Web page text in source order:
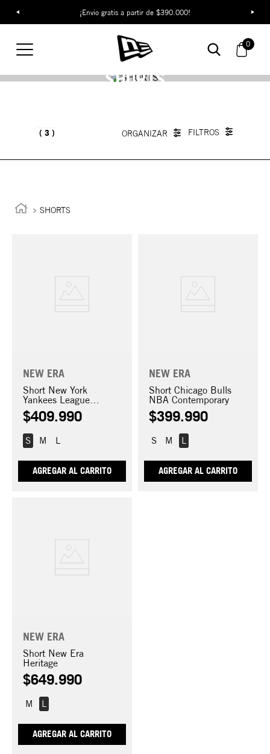
¡Envío gratis a partir de $390.000!
0
SHORTS
3
SHORTS
NEW ERA
Short New York
Yankees League
Essentials
$409.990
S M L
AGREGAR AL CARRITO
NEW ERA
Short Chicago Bulls
NBA Contemporary
$399.990
L
M
S
AGREGAR AL CARRITO
NEW ERA
Short New Era
Heritage
$649.990
L
M
AGREGAR AL CARRITO